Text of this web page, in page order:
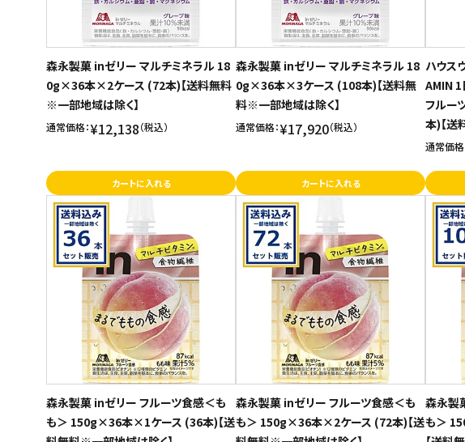
森永製菓 inゼリー マルチミネラル 18
0g×36本×2ケース (72本)【送料無料
※一部地域は除く】
通常価格：¥12,138（税込）
カートに入れる
森永製菓 inゼリー マルチミネラル 18
0g×36本×3ケース (108本)【送料無
料※一部地域は除く】
通常価格：¥17,920（税込）
カートに入れる
ハウス
AMIN 1
フルー
本)【送
通常価格
森永製菓 inゼリー フルーツ食感＜も
も＞ 150g×36本×1ケース (36本)【送
森永製菓 inゼリー フルーツ食感＜も
も＞ 150g×36本×2ケース (72本)【送
森永製
も＞